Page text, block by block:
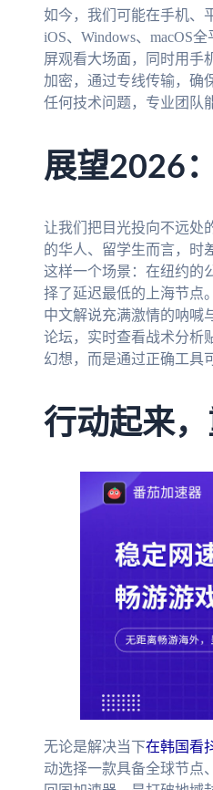
如今，我们可能在手机、
iOS、Windows、macOS
屏观看大场面，同时用手
加密，通过专线传输，确
任何技术问题，专业团队
展望2026
让我们把目光投向不远处
的华人、留学生而言，时
这样一个场景：在纽约的
择了延迟最低的上海节点
中文解说充满激情的呐喊
论坛，实时查看战术分析
幻想，而是通过正确工具
行动起来
无论是解决当下在韩国看
动选择一款具备全球节点